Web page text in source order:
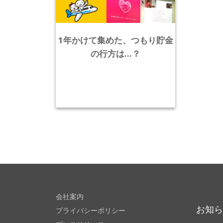
1年かけて集めた、つもり貯金
の行方は…？
会社案内
プライバシーポリシー
お知